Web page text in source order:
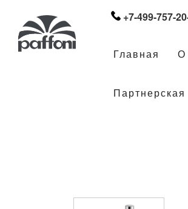
+7-499-757-
Главная О